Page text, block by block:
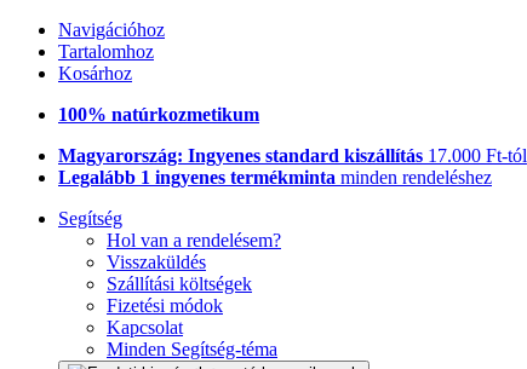
Navigációhoz
Tartalomhoz
Kosárhoz
100% natúrkozmetikum
Magyarország: Ingyenes standard kiszállítás 17.000 Ft-tól
Legalább 1 ingyenes termékminta minden rendeléshez
Segítség
Hol van a rendelésem?
Visszaküldés
Szállítási költségek
Fizetési módok
Kapcsolat
Minden Segítség-téma